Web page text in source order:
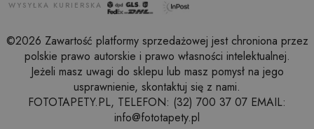
WYSYŁKA KURIERSKA
©2026 Zawartość platformy sprzedażowej jest chroniona przez
polskie prawo autorskie i prawo własności intelektualnej.
Jeżeli masz uwagi do sklepu lub masz pomysł na jego
usprawnienie, skontaktuj się z nami.
FOTOTAPETY.PL, TELEFON: (32) 700 37 07 EMAIL:
info@fototapety.pl